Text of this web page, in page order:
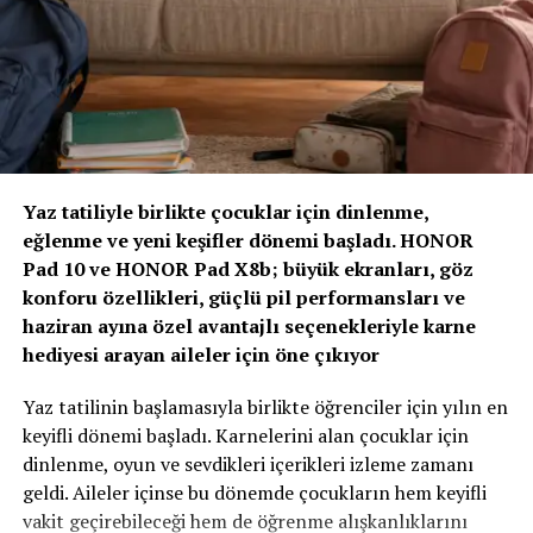
BENZER İÇERIKLER
ADAS KALIBRASYON
DELPHI TECHNOLOGIES
DELPHI TECHNOLOGIES SATIŞ SONRASI ARIZA TEŞHIS VE SERVIS
ÇÖZÜMLERI KIDEMLI MÜDÜRÜ ALEX BERTOLI
Citroën Konforu Yıl Sonuna Özel Cazip Fırsatlarla
DON'T MISS
BENİM ARABA DOĞURMUŞ HABERİM YOK!
2030 vizyonumuzla geleceğe hazırlanıyoruz. Çünkü
gelecekte değer yaratacak olan, yalnızca gerçekleşen
kayıpları karşılayan değil; hayatı koruyan, riskleri
öngören ve dayanıklılığı artıran sigortacılık modelidir.”
“Yapay Zeka ve Veri, Yeni Dönemin Belirleyicileri
Zirvenin dijitalleşme ve veri odaklı müşteri yönetimi
başlıklı oturumlarında, yapay zeka ve büyük verinin
sigortacılıkta karar alma süreçlerindeki etkisi ele alındı.
AXA Türkiye Satış, Kurumsal İletişim ve Sağlık
Başkanı Sanem Çıngay Buçukoğlu: “Önümüzdeki
daha anlamlı müşteri deneyimlerine dönüştürebilmek
olacak. Yapay zeka bize güçlü araçlar sunuyor; ancak
müşteri güvenini inşa eden temel değerler hâlâ şeffaflık,
tutarlılık ve uzun vadeli ilişki kurabilme becerisidir.
Yaz tatiliyle birlikte çocuklar için dinlenme,
eğlenme ve yeni keşifler dönemi başladı. HONOR
Pad 10 ve HONOR Pad X8b; büyük ekranları, göz
konforu özellikleri, güçlü pil performansları ve
haziran ayına özel avantajlı seçenekleriyle karne
hediyesi arayan aileler için öne çıkıyor
Yaz tatilinin başlamasıyla birlikte öğrenciler için yılın en
keyifli dönemi başladı. Karnelerini alan çocuklar için
dinlenme, oyun ve sevdikleri içerikleri izleme zamanı
geldi. Aileler içinse bu dönemde çocukların hem keyifli
vakit geçirebileceği hem de öğrenme alışkanlıklarını